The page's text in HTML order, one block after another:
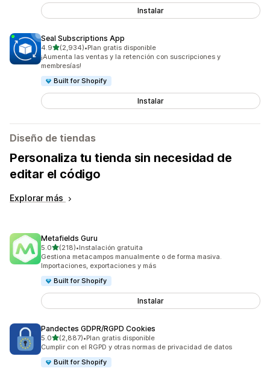
Instalar
Seal Subscriptions App
4.9de 5 estrellas
(2,934)
2934 reseñas en total
•Plan gratis disponible
¡Aumenta las ventas y la retención con suscripciones y
membresías!
Built for Shopify
Instalar
Diseño de tiendas
Personaliza tu tienda sin necesidad de
editar el código
Explorar más
Metafields Guru
5.0de 5 estrellas
(218)
218 reseñas en total
•Instalación gratuita
Gestiona metacampos manualmente o de forma masiva.
Importaciones, exportaciones y más
Built for Shopify
Instalar
Pandectes GDPR/RGPD Cookies
5.0de 5 estrellas
(2,887)
2887 reseñas en total
•Plan gratis disponible
Cumplir con el RGPD y otras normas de privacidad de datos
Built for Shopify